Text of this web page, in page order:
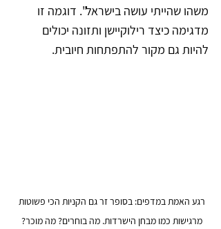
משהו שהייתי עושה בישראל". דוגמה זו
מדגימה כיצד רילוקיישן ותזונה יכולים
להיות גם מקור להתפתחות חיובית.
רגע האמת במדפים: בסופר זר גם הקניות הכי פשוטות
מרגישות כמו מבחן הישרדות. מה בוחרים? מה מוכר?